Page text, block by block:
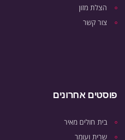
הצלת מזון
צור קשר
פוסטים אחרונים
בית חולים מאיר
שרית ועומר